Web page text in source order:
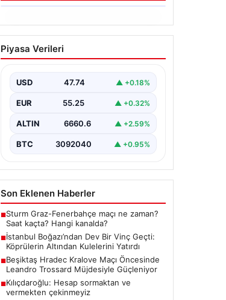
06.08.2026
İstanbul Boğazı’ndan Dev
Bir Vinç Geçti: Köprülerin
İstanbul Boğazı'nda eşsiz bir
bölgedeki denizcilik ve altyapı
Piyasa Verileri
USD 47.74 ▲ +0.18%
EUR 55.25 ▲ +0.32%
ALTIN 6660.6 ▲ +2.59%
BTC 3092040 ▲ +0.95%
Son Eklenen Haberler
■Sturm Graz-Fenerbahçe maçı ne zaman?
Saat kaçta? Hangi kanalda?
■İstanbul Boğazı’ndan Dev Bir Vinç Geçti:
Köprülerin Altından Kulelerini Yatırdı
■Beşiktaş Hradec Kralove Maçı Öncesinde
Leandro Trossard Müjdesiyle Güçleniyor
■Kılıçdaroğlu: Hesap sormaktan ve
vermekten çekinmeyiz